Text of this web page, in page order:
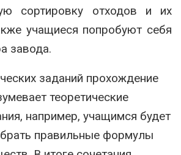
сортировку отходов и их
учащиеся попробуют себя
завода.
заданий прохождение
теоретические
например, учащимся будет
правильные формулы